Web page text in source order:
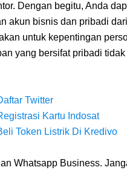
Dengan begitu, Anda
akun bisnis dan pribadi
untuk kepentingan
yang bersifat pribadi
Twitter
Kartu Indosat
Token Listrik Di Kredivo
Whatsapp Business.